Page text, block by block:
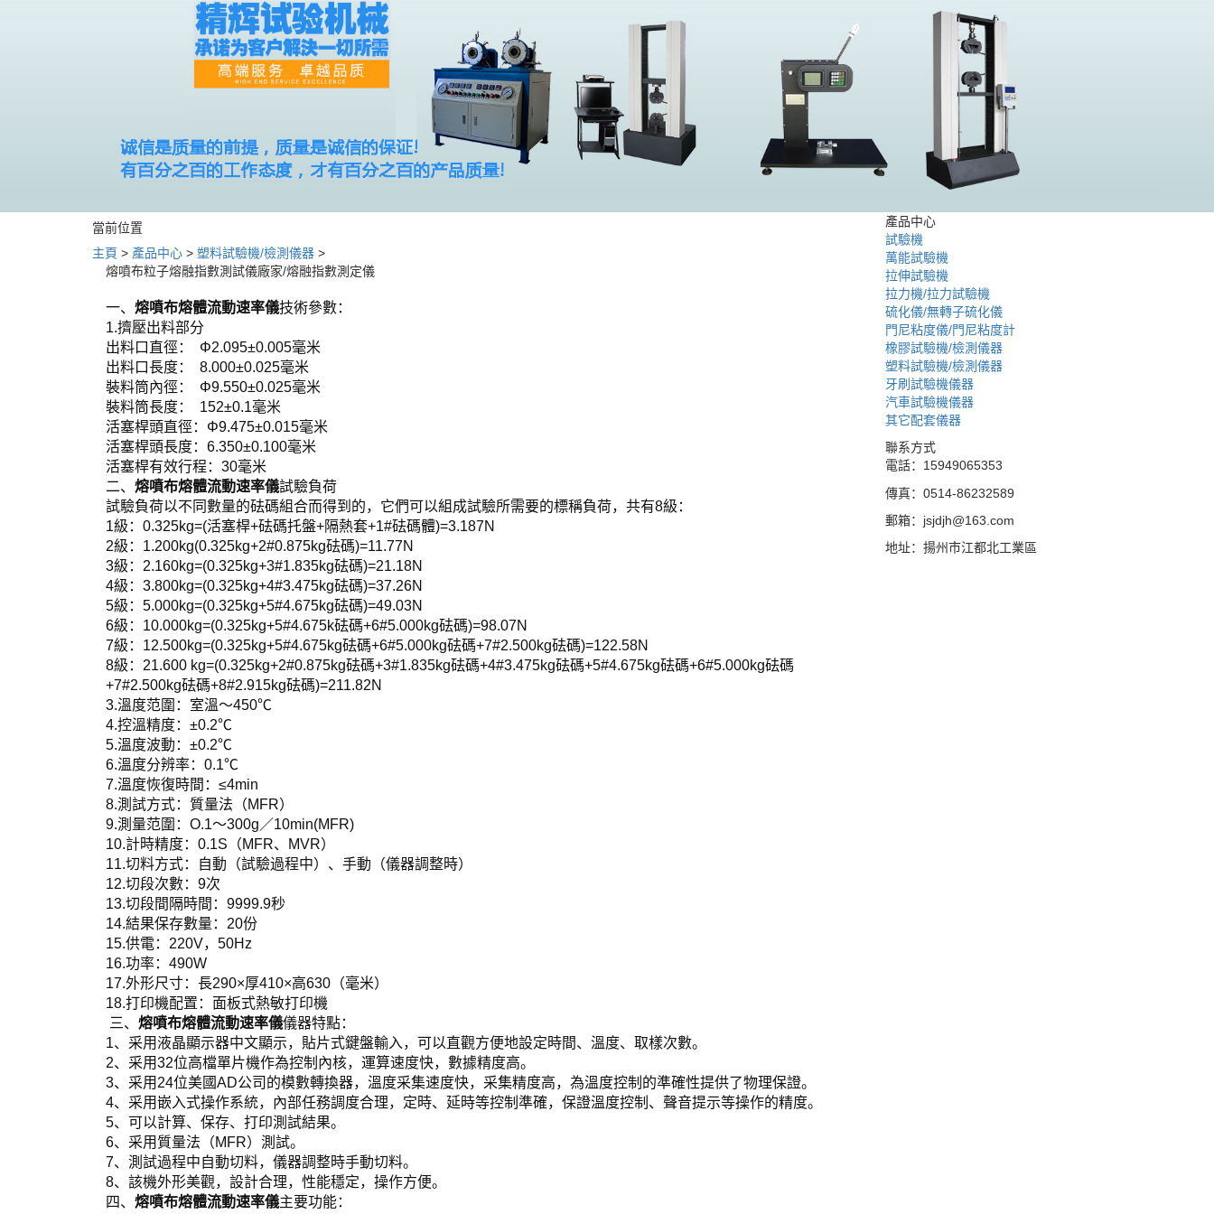
當前位置
主頁 > 產品中心 > 塑料試驗機/檢測儀器 >
熔噴布粒子熔融指數測試儀廠家/熔融指數測定儀
一、 熔噴布熔體流動速率儀技術參數：
1.擠壓出料部分
出料口直徑： Φ2.095±0.005毫米
出料口長度： 8.000±0.025毫米
裝料筒內徑： Φ9.550±0.025毫米
裝料筒長度： 152±0.1毫米
活塞桿頭直徑：Φ9.475±0.015毫米
活塞桿頭長度：6.350±0.100毫米
活塞桿有效行程：30毫米
二、 熔噴布熔體流動速率儀試驗負荷
試驗負荷以不同數量的砝碼組合而得到的，它們可以組成試驗所需要的標稱負荷，共有8級：
1級：0.325kg=(活塞桿+砝碼托盤+隔熱套+1#砝碼體)=3.187N
2級：1.200kg(0.325kg+2#0.875kg砝碼)=11.77N
3級：2.160kg=(0.325kg+3#1.835kg砝碼)=21.18N
4級：3.800kg=(0.325kg+4#3.475kg砝碼)=37.26N
5級：5.000kg=(0.325kg+5#4.675kg砝碼)=49.03N
6級：10.000kg=(0.325kg+5#4.675k砝碼+6#5.000kg砝碼)=98.07N
7級：12.500kg=(0.325kg+5#4.675kg砝碼+6#5.000kg砝碼+7#2.500kg砝碼)=122.58N
8級：21.600 kg=(0.325kg+2#0.875kg砝碼+3#1.835kg砝碼+4#3.475kg砝碼+5#4.675kg砝碼+6#5.000kg砝碼
+7#2.500kg砝碼+8#2.915kg砝碼)=211.82N
3.溫度范圍：室溫～450℃
4.控溫精度：±0.2℃
5.溫度波動：±0.2℃
6.溫度分辨率：0.1℃
7.溫度恢復時間：≤4min
8.測試方式：質量法（MFR）
9.測量范圍：O.1～300g／10min(MFR)
10.計時精度：0.1S（MFR、MVR）
11.切料方式：自動（試驗過程中）、手動（儀器調整時）
12.切段次數：9次
13.切段間隔時間：9999.9秒
14.結果保存數量：20份
15.供電：220V，50Hz
16.功率：490W
17.外形尺寸：長290×厚410×高630（毫米）
18.打印機配置：面板式熱敏打印機
三、 熔噴布熔體流動速率儀儀器特點：
1、采用液晶顯示器中文顯示，貼片式鍵盤輸入，可以直觀方便地設定時間、溫度、取樣次數。
2、采用32位高檔單片機作為控制內核，運算速度快，數據精度高。
3、采用24位美國AD公司的模數轉換器，溫度采集速度快，采集精度高，為溫度控制的準確性提供了物理保證。
4、采用嵌入式操作系統，內部任務調度合理，定時、延時等控制準確，保證溫度控制、聲音提示等操作的精度。
5、可以計算、保存、打印測試結果。
6、采用質量法（MFR）測試。
7、測試過程中自動切料，儀器調整時手動切料。
8、該機外形美觀，設計合理，性能穩定，操作方便。
四、 熔噴布熔體流動速率儀主要功能：
產品中心
試驗機
萬能試驗機
拉伸試驗機
拉力機/拉力試驗機
硫化儀/無轉子硫化儀
門尼粘度儀/門尼粘度計
橡膠試驗機/檢測儀器
塑料試驗機/檢測儀器
牙刷試驗機儀器
汽車試驗機儀器
其它配套儀器
聯系方式
電話：15949065353
傳真：0514-86232589
郵箱：jsjdjh@163.com
地址：揚州市江都北工業區